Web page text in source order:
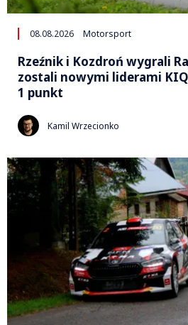
08.08.2026 Motorsport
Rzeźnik i Kozdroń wygrali
zostali nowymi liderami KIQ
1 punkt
Kamil Wrzecionko